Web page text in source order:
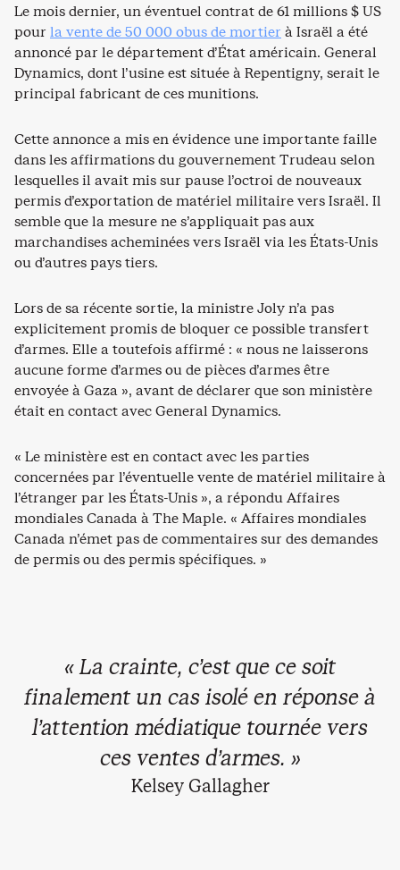
Le mois dernier, un éventuel contrat de 61 millions $ US
pour la vente de 50 000 obus de mortier à Israël a été
annoncé par le département d’État américain. General
Dynamics, dont l’usine est située à Repentigny, serait le
principal fabricant de ces munitions.
Cette annonce a mis en évidence une importante faille
dans les affirmations du gouvernement Trudeau selon
lesquelles il avait mis sur pause l’octroi de nouveaux
permis d’exportation de matériel militaire vers Israël. Il
semble que la mesure ne s’appliquait pas aux
marchandises acheminées vers Israël via les États-Unis
ou d’autres pays tiers.
Lors de sa récente sortie, la ministre Joly n’a pas
explicitement promis de bloquer ce possible transfert
d’armes. Elle a toutefois affirmé : « nous ne laisserons
aucune forme d’armes ou de pièces d’armes être
envoyée à Gaza », avant de déclarer que son ministère
était en contact avec General Dynamics.
« Le ministère est en contact avec les parties
concernées par l’éventuelle vente de matériel militaire à
l’étranger par les États-Unis », a répondu Affaires
mondiales Canada à The Maple. « Affaires mondiales
Canada n’émet pas de commentaires sur des demandes
de permis ou des permis spécifiques. »
« La crainte, c’est que ce soit
finalement un cas isolé en réponse à
l’attention médiatique tournée vers
ces ventes d’armes. »
Kelsey Gallagher